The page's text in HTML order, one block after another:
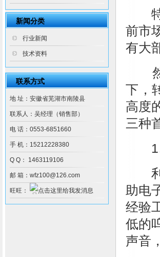
新闻分类
行业新闻
技术资料
联系方式
地 址：安徽省芜湖市南陵县
联系人：吴经理（销售部）
电 话：0553-6851660
手 机：15212228380
Q Q： 1463119106
邮 箱：wfz100@126.com
旺旺：
特
前市
有大
然
下，
高度
三种
1
利
助电
经验
低的
声音